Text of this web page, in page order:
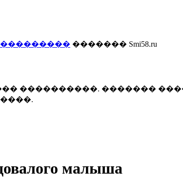
������� Smi58.ru
����������. �������
малыша